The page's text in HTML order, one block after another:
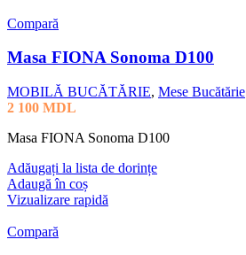
Compară
Masa FIONA Sonoma D100
MOBILĂ BUCĂTĂRIE, Mese Bucătărie
2 100 MDL
Masa FIONA Sonoma D100
Adăugați la lista de dorințe
Adaugă în coș
Vizualizare rapidă
Compară